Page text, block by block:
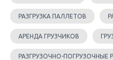
РАЗГРУЗКА ПАЛЛЕТОВ
АРЕНДА ГРУЗЧИКОВ
РАЗГРУЗОЧНО-ПОГРУЗОЧНЫЕ